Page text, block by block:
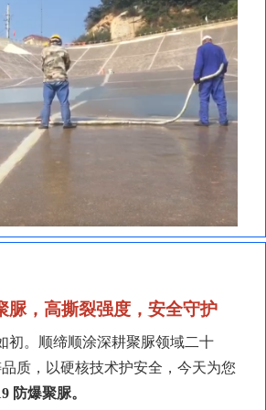
脲，高撕裂强度，安全守护
初。顺缔顺涂深耕聚脲领域二十
质，以硬核技术护安全，今天为您
防爆聚脲。